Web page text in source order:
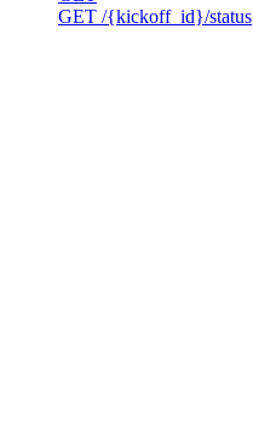
GET /{kickoff_id}/status